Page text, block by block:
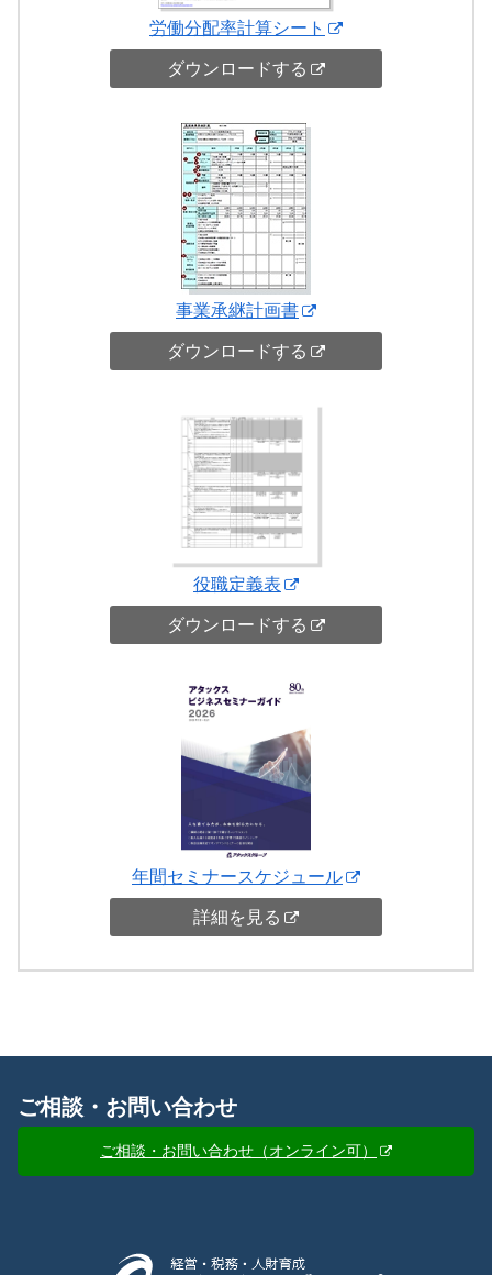
労働分配率計算シート
ダウンロードする
事業承継計画書
ダウンロードする
役職定義表
ダウンロードする
年間セミナースケジュール
詳細を見る
ご相談・お問い合わせ
ご相談・お問い合わせ（オンライン可）